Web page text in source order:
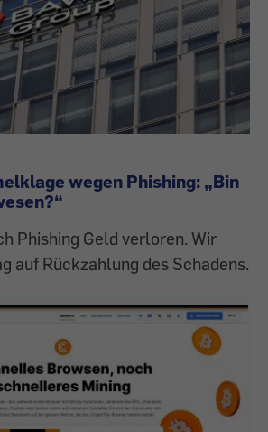
wegen Phishing: „Bin
Phishing Geld verloren. Wir
auf Rückzahlung des Schadens.